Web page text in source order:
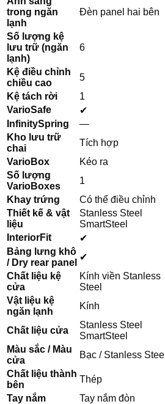
trong ngăn
lạnh
Đèn panel hai bên
Số lượng kệ
lưu trữ (ngăn
lạnh)
6
Kệ điều chỉnh
chiều cao
5
Kệ tách rời
1
VarioSafe
✔
InfinitySpring
—
Kho lưu trữ
chai
Tích hợp
VarioBox
Kéo ra
Số lượng
VarioBoxes
1
Khay trứng
Có thể điều chỉnh
Thiết kế & vật
liệu
Stanless Steel
SmartSteel
InteriorFit
✔
Bảng lưng khô
/ Dry rear panel
✔
Chất liệu kệ
cửa
Kính viền Stanless
Steel
Vật liệu kệ
ngăn lạnh
Kính
Chất liệu cửa
Stanless Steel
SmartSteel
Màu sắc / Màu
cửa
Bạc / Stanless Steel
Chất liệu thành
bên
Thép
Tay nắm
Tay nắm đòn